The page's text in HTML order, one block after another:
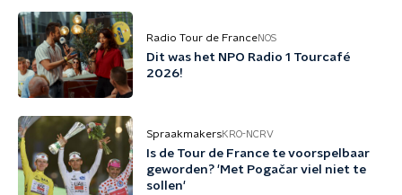
Radio Tour de FranceNOS
Dit was het NPO Radio 1 Tourcafé
2026!
SpraakmakersKRO-NCRV
Is de Tour de France te voorspelbaar
geworden? 'Met Pogačar viel niet te
sollen'